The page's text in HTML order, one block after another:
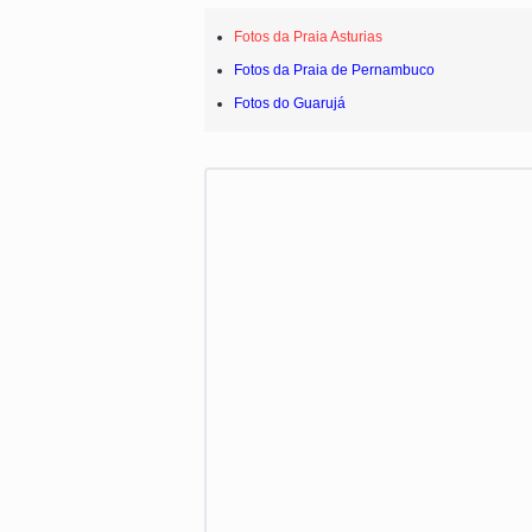
Fotos da Praia Asturias
Fotos da Praia de Pernambuco
Fotos do Guarujá